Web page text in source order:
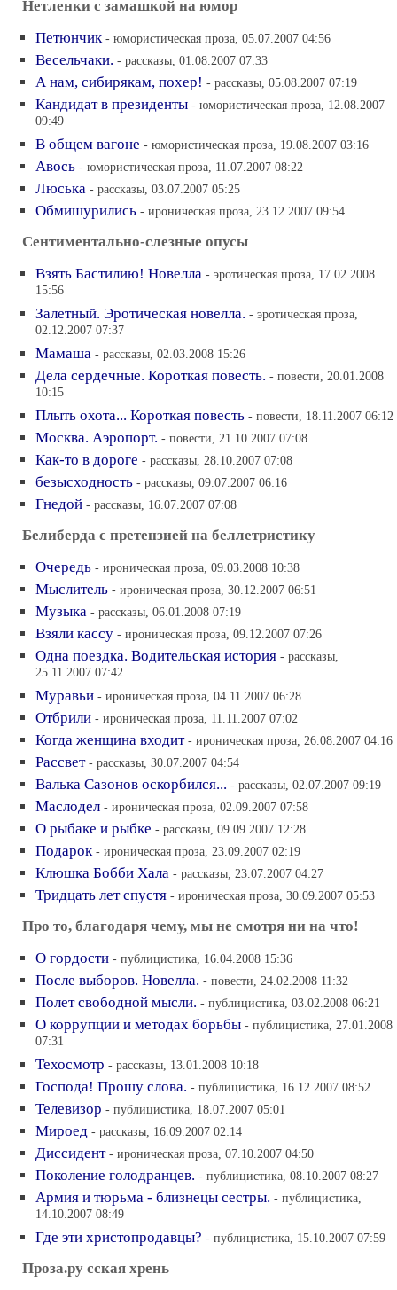
Нетленки с замашкой на юмор
Петюнчик - юмористическая проза, 05.07.2007 04:56
Весельчаки. - рассказы, 01.08.2007 07:33
А нам, сибирякам, похер! - рассказы, 05.08.2007 07:19
Кандидат в президенты - юмористическая проза, 12.08.2007
09:49
В общем вагоне - юмористическая проза, 19.08.2007 03:16
Авось - юмористическая проза, 11.07.2007 08:22
Люська - рассказы, 03.07.2007 05:25
Обмишурились - ироническая проза, 23.12.2007 09:54
Сентиментально-слезные опусы
Взять Бастилию! Новелла - эротическая проза, 17.02.2008
15:56
Залетный. Эротическая новелла. - эротическая проза,
02.12.2007 07:37
Мамаша - рассказы, 02.03.2008 15:26
Дела сердечные. Короткая повесть. - повести, 20.01.2008
10:15
Плыть охота... Короткая повесть - повести, 18.11.2007 06:12
Москва. Аэропорт. - повести, 21.10.2007 07:08
Как-то в дороге - рассказы, 28.10.2007 07:08
безысходность - рассказы, 09.07.2007 06:16
Гнедой - рассказы, 16.07.2007 07:08
Белиберда с претензией на беллетристику
Очередь - ироническая проза, 09.03.2008 10:38
Мыслитель - ироническая проза, 30.12.2007 06:51
Музыка - рассказы, 06.01.2008 07:19
Взяли кассу - ироническая проза, 09.12.2007 07:26
Одна поездка. Водительская история - рассказы,
25.11.2007 07:42
Муравьи - ироническая проза, 04.11.2007 06:28
Отбрили - ироническая проза, 11.11.2007 07:02
Когда женщина входит - ироническая проза, 26.08.2007 04:16
Рассвет - рассказы, 30.07.2007 04:54
Валька Сазонов оскорбился... - рассказы, 02.07.2007 09:19
Маслодел - ироническая проза, 02.09.2007 07:58
О рыбаке и рыбке - рассказы, 09.09.2007 12:28
Подарок - ироническая проза, 23.09.2007 02:19
Клюшка Бобби Хала - рассказы, 23.07.2007 04:27
Тридцать лет спустя - ироническая проза, 30.09.2007 05:53
Про то, благодаря чему, мы не смотря ни на что!
О гордости - публицистика, 16.04.2008 15:36
После выборов. Новелла. - повести, 24.02.2008 11:32
Полет свободной мысли. - публицистика, 03.02.2008 06:21
О коррупции и методах борьбы - публицистика, 27.01.2008
07:31
Техосмотр - рассказы, 13.01.2008 10:18
Господа! Прошу слова. - публицистика, 16.12.2007 08:52
Телевизор - публицистика, 18.07.2007 05:01
Мироед - рассказы, 16.09.2007 02:14
Диссидент - ироническая проза, 07.10.2007 04:50
Поколение голодранцев. - публицистика, 08.10.2007 08:27
Армия и тюрьма - близнецы сестры. - публицистика,
14.10.2007 08:49
Где эти христопродавцы? - публицистика, 15.10.2007 07:59
Проза.ру сская хрень